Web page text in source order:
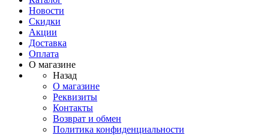
Новости
Скидки
Акции
Доставка
Оплата
О магазине
Назад
О магазине
Реквизиты
Контакты
Возврат и обмен
Политика конфиденциальности